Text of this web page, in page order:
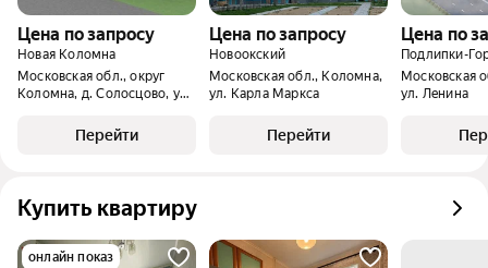
Цена по запросу
Новая Коломна
Московская обл., округ
Коломна, д. Солосцово, ул.
Перейти
Цена по запросу
Новоокский
Московская обл., Коломна,
ул. Карла Маркса
Перейти
Цена по
Подлипки-
Московская
ул. Ленина
Купить квартиру
онлайн показ